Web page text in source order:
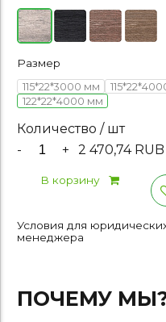
Размер
115*22*3000 мм
122*22*4000 мм
Количество / шт
-
+ 2 470,74 RUB
В корзину
Условия для
менеджера
ПОЧЕМУ